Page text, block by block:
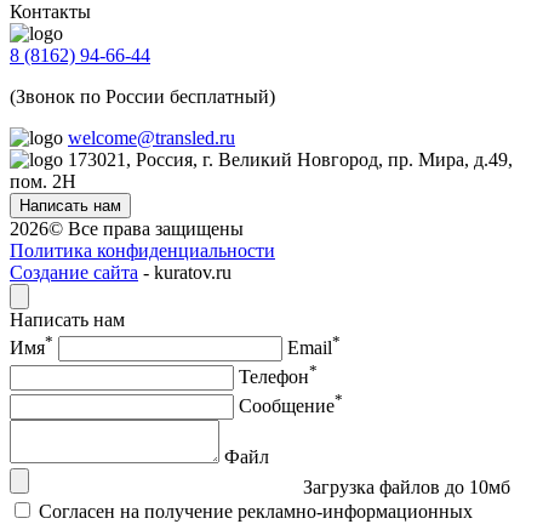
Контакты
8 (8162) 94-66-44
(Звонок по России бесплатный)
welcome@transled.ru
173021, Россия, г. Великий Новгород, пр. Мира, д.49,
пом. 2Н
Написать нам
2026© Все права защищены
Политика конфиденциальности
Создание сайта - kuratov.ru
Написать нам
Имя* Email*
Телефон*
Сообщение*
Файл
Загрузка файлов до 10мб
Согласен на получение рекламно-информационных